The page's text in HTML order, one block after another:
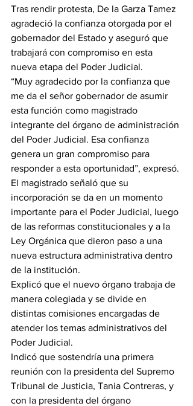
Tras rendir protesta, De la Garza Tamez
agradeció la confianza otorgada por el
gobernador del Estado y aseguró que
trabajará con compromiso en esta
nueva etapa del Poder Judicial.
“Muy agradecido por la confianza que
me da el señor gobernador de asumir
esta función como magistrado
integrante del órgano de administración
del Poder Judicial. Esa confianza
genera un gran compromiso para
responder a esta oportunidad”, expresó.
El magistrado señaló que su
incorporación se da en un momento
importante para el Poder Judicial, luego
de las reformas constitucionales y a la
Ley Orgánica que dieron paso a una
nueva estructura administrativa dentro
de la institución.
Explicó que el nuevo órgano trabaja de
manera colegiada y se divide en
distintas comisiones encargadas de
atender los temas administrativos del
Poder Judicial.
Indicó que sostendría una primera
reunión con la presidenta del Supremo
Tribunal de Justicia, Tania Contreras, y
con la presidenta del órgano